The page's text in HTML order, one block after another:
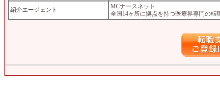
紹介エージェント
MCナースネット
全国14ヶ所に拠点を持つ医療界専門の転